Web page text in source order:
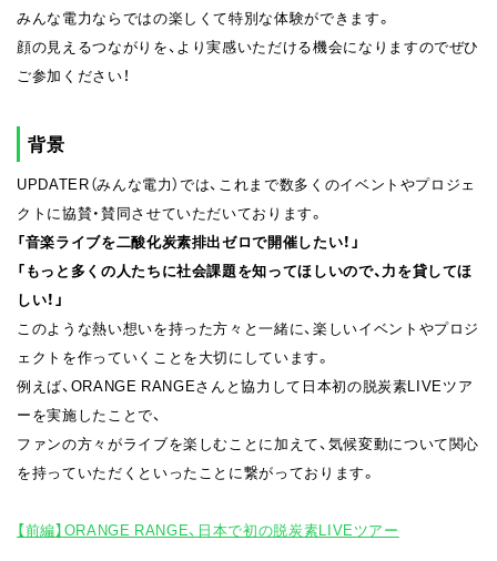
みんな電力ならではの楽しくて特別な体験ができます。
顔の見えるつながりを、より実感いただける機会になりますのでぜひ
ご参加ください！
背景
UPDATER（みんな電力）では、これまで数多くのイベントやプロジェ
クトに協賛・賛同させていただいております。
「音楽ライブを二酸化炭素排出ゼロで開催したい！」
「もっと多くの人たちに社会課題を知ってほしいので、力を貸してほ
しい！」
このような熱い想いを持った方々と一緒に、楽しいイベントやプロジ
ェクトを作っていくことを大切にしています。
例えば、ORANGE RANGEさんと協力して日本初の脱炭素LIVEツア
ーを実施したことで、
ファンの方々がライブを楽しむことに加えて、気候変動について関心
を持っていただくといったことに繋がっております。
【前編】ORANGE RANGE、日本で初の脱炭素LIVEツアー